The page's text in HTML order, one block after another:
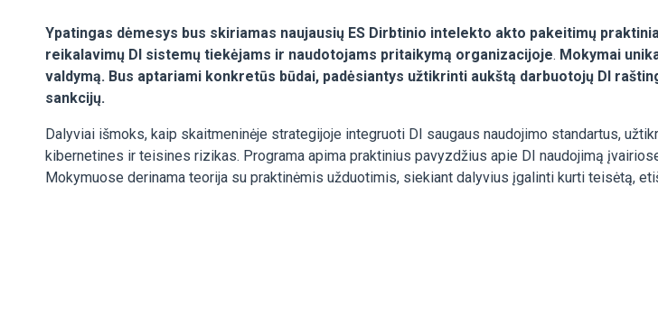
Ypatingas dėmesys bus skiriamas naujausių ES Dirbtinio intelekto akto pakeitimų
reikalavimų DI sistemų tiekėjams ir naudotojams pritaikymą organizacijoje. Mokymai
valdymą. Bus aptariami konkretūs būdai, padėsiantys užtikrinti aukštą darbuotojų DI
sankcijų.
Dalyviai išmoks, kaip skaitmeninėje strategijoje integruoti DI saugaus naudojimo standartus,
kibernetines ir teisines rizikas. Programa apima praktinius pavyzdžius apie DI naudojimą
Mokymuose derinama teorija su praktinėmis užduotimis, siekiant dalyvius įgalinti kurti teisėtą,